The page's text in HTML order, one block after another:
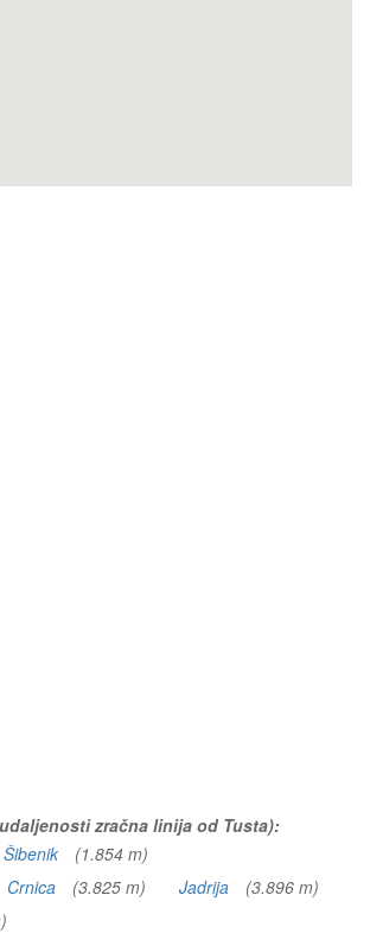
zračna linija od Tusta):
(1.854 m)
Crnica (3.825 m) Jadrija
(3.896 m)